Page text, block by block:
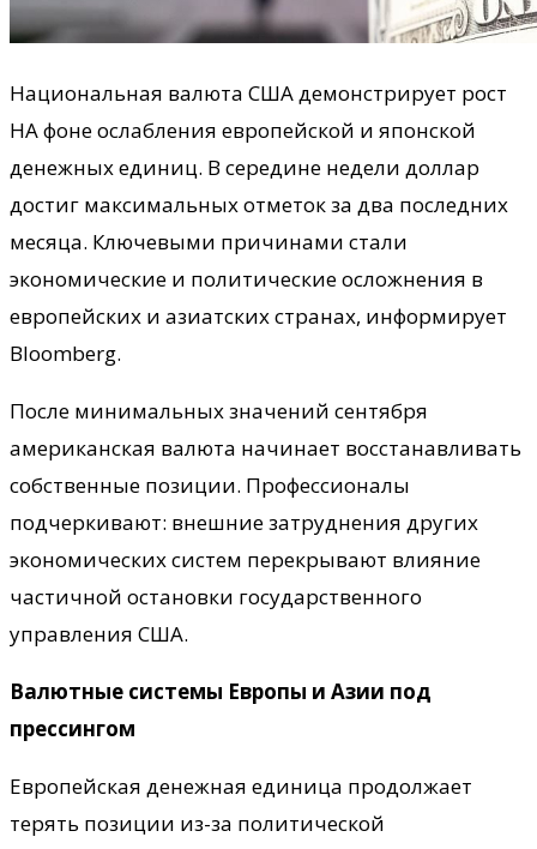
Национальная валюта США демонстрирует рост
НА фоне ослабления европейской и японской
денежных единиц. В середине недели доллар
достиг максимальных отметок за два последних
месяца. Ключевыми причинами стали
экономические и политические осложнения в
европейских и азиатских странах, информирует
Bloomberg.
После минимальных значений сентября
американская валюта начинает восстанавливать
собственные позиции. Профессионалы
подчеркивают: внешние затруднения других
экономических систем перекрывают влияние
частичной остановки государственного
управления США.
Валютные системы Европы и Азии под
прессингом
Европейская денежная единица продолжает
терять позиции из-за политической